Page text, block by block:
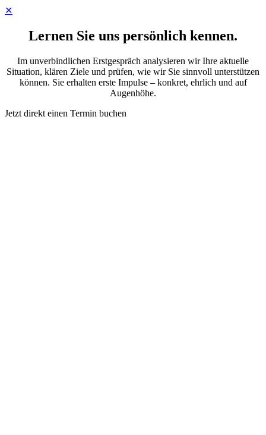
✕
Lernen Sie uns persönlich kennen.
Im unverbindlichen Erstgespräch analysieren wir Ihre aktuelle
Situation, klären Ziele und prüfen, wie wir Sie sinnvoll unterstützen
können. Sie erhalten erste Impulse – konkret, ehrlich und auf
Augenhöhe.
Jetzt direkt einen Termin buchen